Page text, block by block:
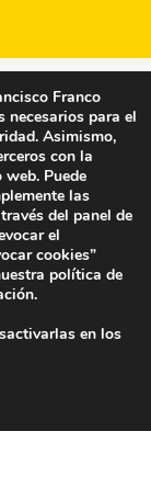
Franco
necesarios para el
Asimismo,
con la
Puede
las
del panel de
el
cookies”
política de
en los